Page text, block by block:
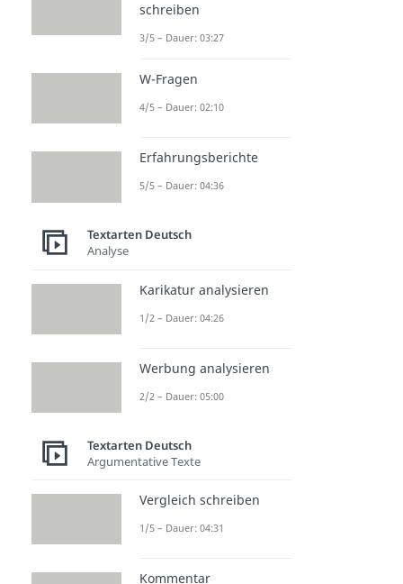
schreiben
3/5 – Dauer: 03:27
W-Fragen
4/5 – Dauer: 02:10
Erfahrungsberichte
5/5 – Dauer: 04:36
Textarten Deutsch
Analyse
Karikatur analysieren
1/2 – Dauer: 04:26
Werbung analysieren
2/2 – Dauer: 05:00
Textarten Deutsch
Argumentative Texte
Vergleich schreiben
1/5 – Dauer: 04:31
Kommentar